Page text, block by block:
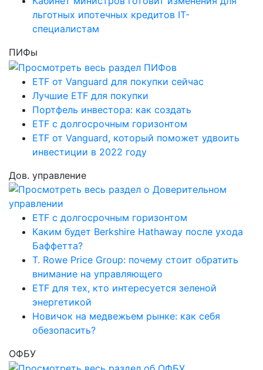
льготных ипотечных кредитов IT-
специалистам
ПИФы
ETF от Vanguard для покупки сейчас
Лучшие ETF для покупки
Портфель инвестора: как создать
ETF с долгосрочным горизонтом
ETF от Vanguard, который поможет удвоить
инвестиции в 2022 году
Дов. управление
ETF с долгосрочным горизонтом
Каким будет Berkshire Hathaway после ухода
Баффетта?
T. Rowe Price Group: почему стоит обратить
внимание на управляющего
ETF для тех, кто интересуется зеленой
энергетикой
Новичок на медвежьем рынке: как себя
обезопасить?
ОФБУ